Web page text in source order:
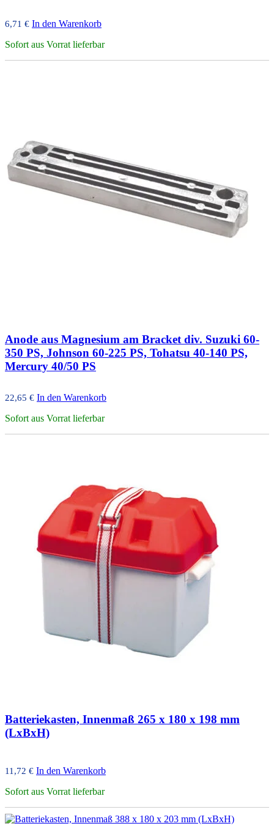
6,71 € In den Warenkorb
Sofort aus Vorrat lieferbar
Anode aus Magnesium am Bracket div. Suzuki 60-
350 PS, Johnson 60-225 PS, Tohatsu 40-140 PS,
Mercury 40/50 PS
22,65 € In den Warenkorb
Sofort aus Vorrat lieferbar
Batteriekasten, Innenmaß 265 x 180 x 198 mm
(LxBxH)
11,72 € In den Warenkorb
Sofort aus Vorrat lieferbar